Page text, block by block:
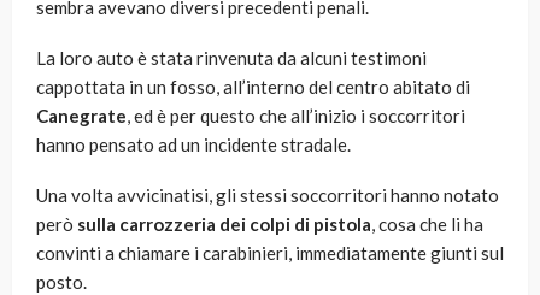
sembra avevano diversi precedenti penali.
La loro auto è stata rinvenuta da alcuni testimoni
cappottata in un fosso, all’interno del centro abitato di
Canegrate, ed è per questo che all’inizio i soccorritori
hanno pensato ad un incidente stradale.
Una volta avvicinatisi, gli stessi soccorritori hanno notato
però sulla carrozzeria dei colpi di pistola, cosa che li ha
convinti a chiamare i carabinieri, immediatamente giunti sul
posto.